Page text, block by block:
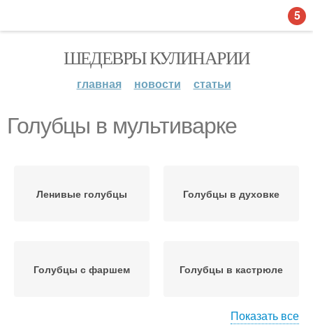
ШЕДЕВРЫ КУЛИНАРИИ
главная новости статьи
Голубцы в мультиварке
Ленивые голубцы Голубцы в духовке
Голубцы с фаршем Голубцы в кастрюле
Показать все
5